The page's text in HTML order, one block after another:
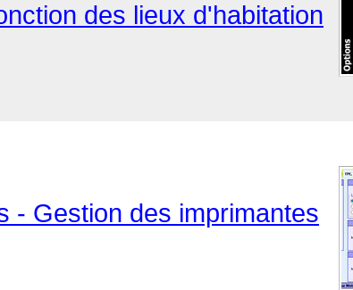
des lieux d'habitation
- Gestion des imprimantes